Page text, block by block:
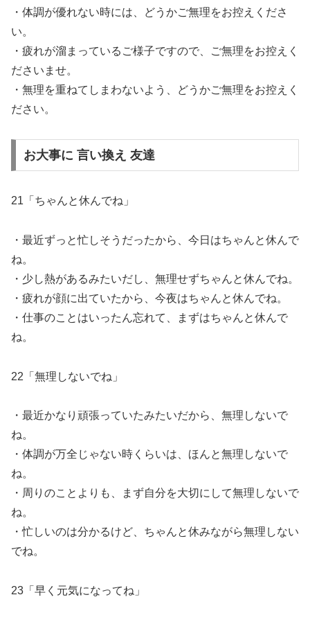
・体調が優れない時には、どうかご無理をお控えくださ
い。
・疲れが溜まっているご様子ですので、ご無理をお控えく
ださいませ。
・無理を重ねてしまわないよう、どうかご無理をお控えく
ださい。
お大事に 言い換え 友達
21「ちゃんと休んでね」
・最近ずっと忙しそうだったから、今日はちゃんと休んで
ね。
・少し熱があるみたいだし、無理せずちゃんと休んでね。
・疲れが顔に出ていたから、今夜はちゃんと休んでね。
・仕事のことはいったん忘れて、まずはちゃんと休んで
ね。
22「無理しないでね」
・最近かなり頑張っていたみたいだから、無理しないで
ね。
・体調が万全じゃない時くらいは、ほんと無理しないで
ね。
・周りのことよりも、まず自分を大切にして無理しないで
ね。
・忙しいのは分かるけど、ちゃんと休みながら無理しない
でね。
23「早く元気になってね」